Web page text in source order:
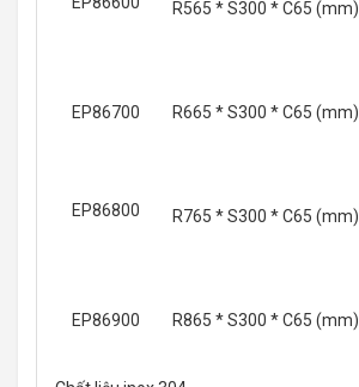
R565 * S300 * C65 (mm)
EP86700 R665 * S300 * C65 (mm)
EP86800 R765 * S300 * C65 (mm)
EP86900 R865 * S300 * C65 (mm)